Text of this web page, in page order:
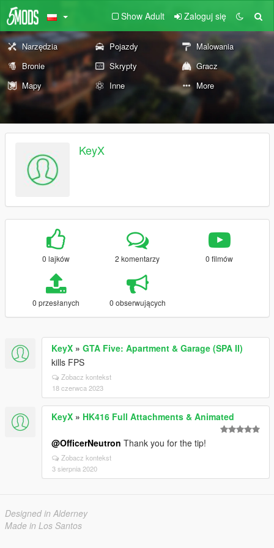
Show Adult Zaloguj się
Narzędzia Pojazdy
Malowania
Bronie
Skrypty
Gracz
Mapy
Inne More
KeyX
0 lajków 2 komentarzy 0 filmów
0 przesłanych 0 obserwujących
KeyX » GTA Five: Apartment & Garage (SPA II)
kills FPS
Zobacz kontekst
18 czerwca 2023
KeyX » HK416 Full Attachments & Animated
@OfficerNeutron Thank you for the tip!
Zobacz kontekst
3 sierpnia 2020
Designed in Alderney
Made in Los Santos